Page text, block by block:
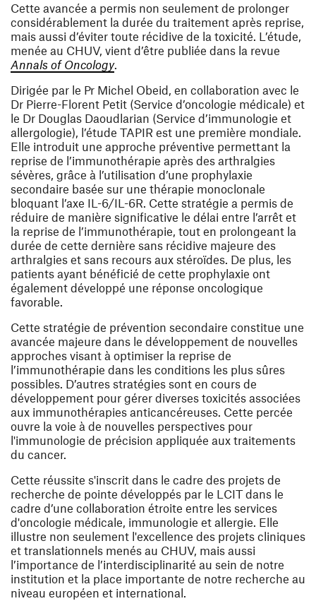
Cette avancée a permis non seulement de prolonger
considérablement la durée du traitement après reprise,
mais aussi d’éviter toute récidive de la toxicité. L’étude,
menée au CHUV, vient d’être publiée dans la revue
Annals of Oncology(ouvre une nouvelle fenêtre)
.
Dirigée par le Pr Michel Obeid, en collaboration avec le
Dr Pierre-Florent Petit (Service d’oncologie médicale) et
le Dr Douglas Daoudlarian (Service d’immunologie et
allergologie), l’étude TAPIR est une première mondiale.
Elle introduit une approche préventive permettant la
reprise de l’immunothérapie après des arthralgies
sévères, grâce à l’utilisation d’une prophylaxie
secondaire basée sur une thérapie monoclonale
bloquant l’axe IL-6/IL-6R. Cette stratégie a permis de
réduire de manière significative le délai entre l’arrêt et
la reprise de l’immunothérapie, tout en prolongeant la
durée de cette dernière sans récidive majeure des
arthralgies et sans recours aux stéroïdes. De plus, les
patients ayant bénéficié de cette prophylaxie ont
également développé une réponse oncologique
favorable.
Cette stratégie de prévention secondaire constitue une
avancée majeure dans le développement de nouvelles
approches visant à optimiser la reprise de
l’immunothérapie dans les conditions les plus sûres
possibles. D’autres stratégies sont en cours de
développement pour gérer diverses toxicités associées
aux immunothérapies anticancéreuses. Cette percée
ouvre la voie à de nouvelles perspectives pour
l'immunologie de précision appliquée aux traitements
du cancer.
Cette réussite s'inscrit dans le cadre des projets de
recherche de pointe développés par le LCIT dans le
cadre d’une collaboration étroite entre les services
d'oncologie médicale, immunologie et allergie. Elle
illustre non seulement l'excellence des projets cliniques
et translationnels menés au CHUV, mais aussi
l’importance de l’interdisciplinarité au sein de notre
institution et la place importante de notre recherche au
niveau européen et international.